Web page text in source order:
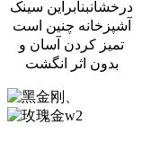
درخشانبنابراین سینک
آشپزخانه چنین است
تمیز کردن آسان و
بدون اثر انگشت